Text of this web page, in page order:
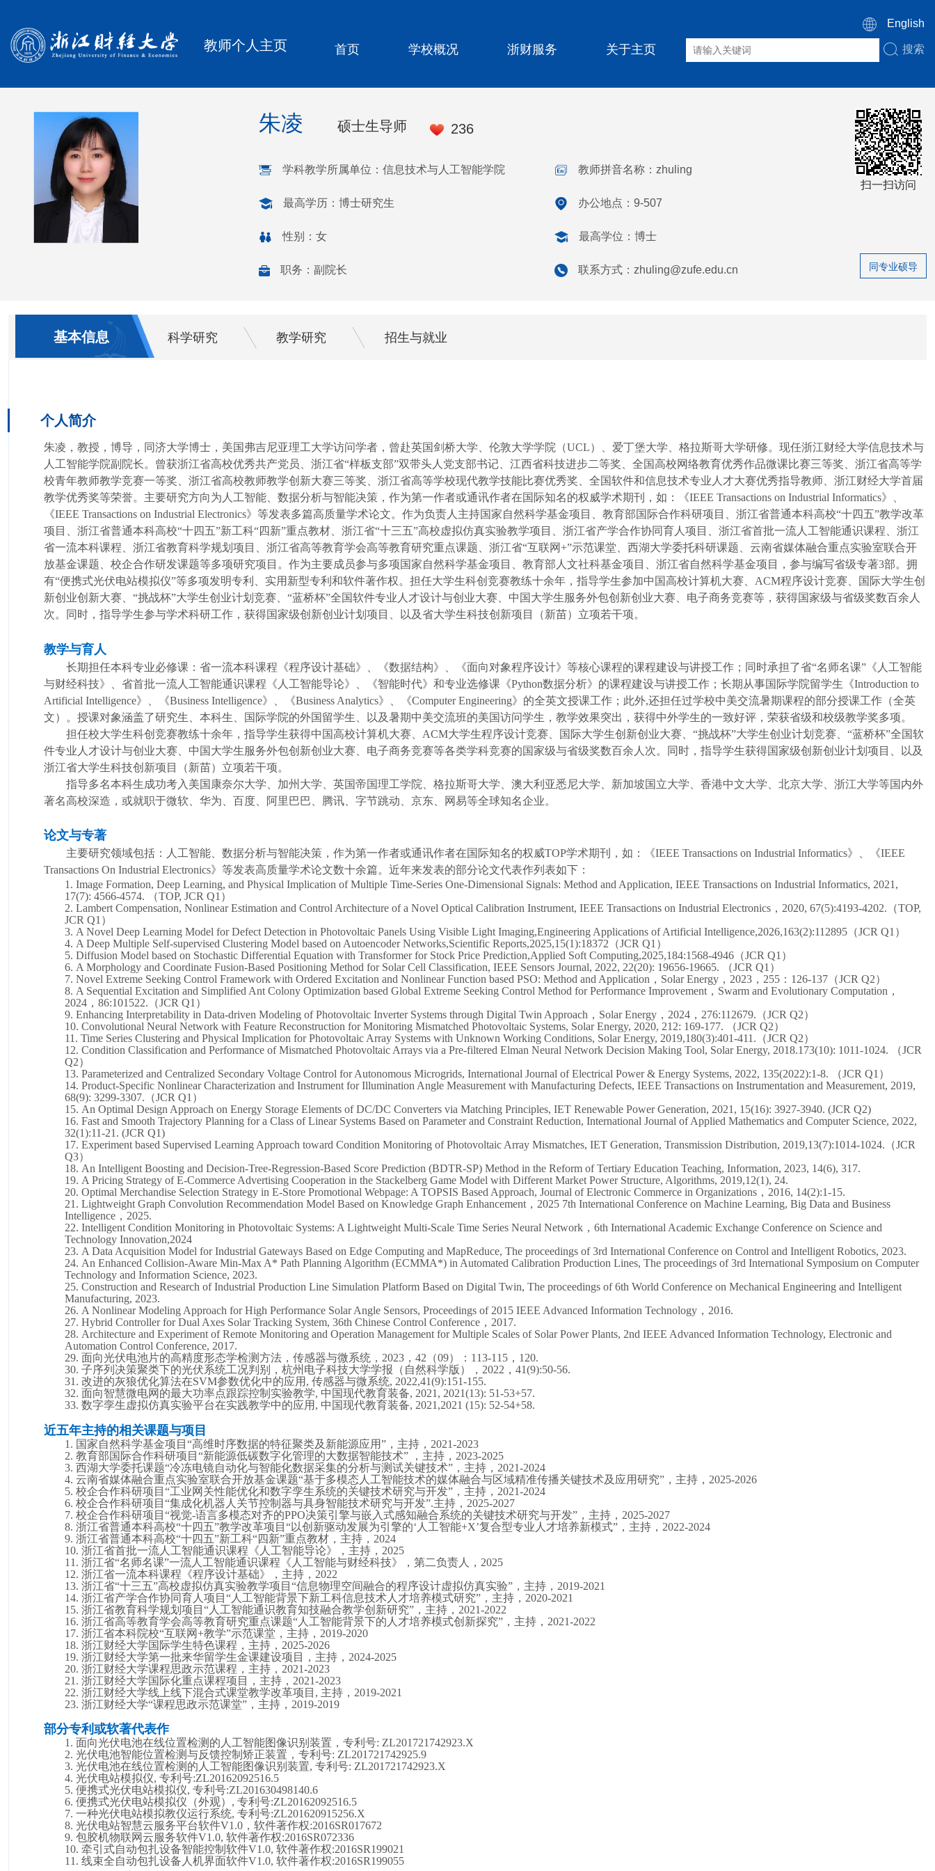
教师个人主页 首页 学校概况 浙财服务 关于主页
English
搜索
朱凌 硕士生导师 236
学科教学所属单位：信息技术与人工智能学院 教师拼音名称：zhuling
最高学历：博士研究生 办公地点：9-507
性别：女 最高学位：博士
职务：副院长 联系方式：zhuling@zufe.edu.cn
扫一扫访问
同专业硕导
基本信息 科学研究 教学研究 招生与就业
个人简介
朱凌，教授，博导，同济大学博士，美国弗吉尼亚理工大学访问学者 ， 曾赴英国剑桥大学、伦敦大学学院（UCL）、爱丁堡大学、格拉斯哥大学研修。 现任浙江财经大学信息技术与
人工智能学院副院长。曾获浙江省高校优秀共产党员、浙江省“样板支部”双带头人党支部书记、江西省科技进步二等奖、全国高校网络教育优秀作品微课比赛三等奖、浙江省高等学
校青年教师教学竞赛一等奖、 浙江省高校教师教学创新大赛三等奖、 浙江省高等学校现代教学技能比赛优秀奖、全国软件和信息技术专业人才大赛优秀指导教师、浙江财经大学首届
教学优秀奖等荣誉。主要研究方向为人工智能、数据分析与智能决策，作为第一作者或通讯作者在国际知名的权威学术期刊，如：《IEEE Transactions on Industrial Informatics》、
《IEEE Transactions on Industrial Electronics》等发表多篇高质量学术论文。作为负责人主持国家自然科学基金项目、教育部国际合作科研项目、浙江省普通本科高校“十四五”教学改革
项目、浙江省普通本科高校“十四五”新工科“四新”重点教材、浙江省“十三五”高校虚拟仿真实验教学项目、浙江省产学合作协同育人项目、 浙江省首批一流人工智能通识课程
浙江
省一流本科课程、浙江省教育科学规划项目、浙江省高等教育学会高等教育研究重点课题、浙江省“互联网+”示范课堂、西湖大学委托科研课题
云南省媒体融合重点实验室联合开
放基金课题、 校企合作研发课题等多项研究项目 。 作为主要成员参与多项国家自然科学基金项目、教育部人文社科基金项目、浙江省自然科学基金项目，参与编写省级专著3部。拥
有“便携式光伏电站模拟仪”等多项发明专利、实用新型专利和软件著作权。担任大学生科创竞赛教练十余年，指导学生参加中国高校计算机大赛、ACM程序设计竞赛、
国际大学生创
新创业创新大赛、 “挑战杯”大学生创业计划竞赛、“蓝桥杯”全国软件专业人才设计与创业大赛、中国大学生服务外包创新创业大赛、电子商务竞赛等，获得国家级与省级奖数百余人
次。同时，指导学生参与学术科研工作，获得国家级创新创业计划项目、以及省大学生科技创新项目（新苗）立项若干项。
教学与育人
长期担任本科专业必修课 ： 省一流本科课程 《程序设计基础》、《数据结构》、《面向对象程序设计》 等核心课程的课程建设与讲授工作；同时承担了省“名师名课”《人工智能
与财经科技》、省首批一流人工智能通识课程《人工智能导论》、《智能时代》和专业选修课《Python数据分析》 的课程建设与讲授工作； 长期 从事国际学院留学生 《Introduction to
Artificial Intelligence》、 《Business Intelligence》、《Business Analytics》、《Computer Engineering》的全英文授课工作 ；此外,还担任过学校中美交流暑期课程的部分授课工作（全英
文）。授课对象涵盖了研究生、本科生、国际学院的外国留学生、以及暑期中美交流班的美国访问学生，教学效果突出， 获得中外学生的一致好评 ，荣获省级和校级教学奖多项。
担任校大学生科创竞赛教练十余年，指导学生获得中国高校计算机大赛、 ACM大学生程序设计竞赛、 国际大学生创新创业大赛、 “挑战杯”大学生创业计划竞赛、“蓝桥杯”全国软
件专业人才设计与创业大赛、中国大学生服务外包创新创业大赛、电子商务竞赛等各类学科竞赛的国家级与省级奖数百余人次。同时，指导学生获得国家级创新创业计划项目、以及
浙江省大学生科技创新项目（新苗）立项若干项。
指导多名本科生成功考入美国康奈尔大学、加州大学、英国帝国理工学院、 格拉斯哥大学、澳大利亚悉尼大学、 新加坡国立大学、 香港中文大学、北京大学、浙江大学等国内外
著名高校深造，或就职于微软、华为、百度、阿里巴巴、腾讯、字节跳动、京东、网易等全球知名企业。
论文与专著
主要研究领域包括：人工智能、数据分析与智能决策，作为第一作者或通讯作者在国际知名的权威TOP学术期刊，如：《IEEE Transactions on Industrial Informatics》、《IEEE
Transactions On Industrial Electronics》等发表高质量学术论文数十余篇。近年来发表的部分论文代表作列表如下：
1. Image Formation, Deep Learning, and Physical Implication of Multiple Time-Series One-Dimensional Signals: Method and Application, IEEE Transactions on Industrial Informatics, 2021,
17(7): 4566-4574. （TOP, JCR Q1）
2. Lambert Compensation, Nonlinear Estimation and Control Architecture of a Novel Optical Calibration Instrument, IEEE Transactions on Industrial Electronics，2020, 67(5):4193-4202.（TOP,
JCR Q1）
3. A Novel Deep Learning Model for Defect Detection in Photovoltaic Panels Using Visible Light Imaging,Engineering Applications of Artificial Intelligence,2026,163(2):112895 （JCR Q1 ）
4. A Deep Multiple Self-supervised Clustering Model based on AutoencoderNetworks,Scientific Reports,2025,15(1):18372 （JCR Q1 ）
5. Diffusion Model based on Stochastic Differential Equation with Transformer for Stock Price Prediction,Applied Soft Computing,2025,184:1568-4946 （JCR Q1 ）
6. A Morphology and Coordinate Fusion-Based Positioning Method for Solar Cell Classification, IEEE Sensors Journal, 2022, 22(20): 19656-19665. （JCR Q1）
7. Novel Extreme Seeking Control Framework with Ordered Excitation and Nonlinear Function based PSO: Method and Application，Solar Energy，2023，255：126-137（JCR Q2）
8. A Sequential Excitation and Simplified Ant Colony Optimization based Global Extreme Seeking Control Method forPerformance Improvement，Swarm and Evolutionary Computation，
2024，86:101522.（JCR Q1）
9. Enhancing Interpretability in Data-driven Modeling ofPhotovoltaic Inverter Systems through Digital Twin Approach ， Solar Energy ， 2024， 276:112679.（JCR Q2）
10. Convolutional Neural Network with Feature Reconstruction forMonitoring Mismatched Photovoltaic Systems, Solar Energy, 2020, 212: 169-177. （JCR Q2）
11. Time Series Clustering and Physical Implication for Photovoltaic Array Systems with Unknown Working Conditions, Solar Energy, 2019,180(3):401-411.（JCR Q2）
12. Condition Classification and Performance of Mismatched Photovoltaic Arrays via a Pre-filtered Elman Neural Network Decision Making Tool, Solar Energy, 2018.173(10): 1011-1024. （JCR
Q2）
13. Parameterized and Centralized Secondary Voltage Control for Autonomous Microgrids, International Journal of Electrical Power & Energy Systems, 2022, 135(2022):1-8. （JCR Q1 ）
14. Product-Specific Nonlinear Characterization and Instrument for Illumination Angle Measurement with Manufacturing Defects, IEEE Transactions on Instrumentation and Measurement, 2019,
68(9): 3299-3307.（JCR Q1）
15. An Optimal Design Approach on Energy Storage Elements of DC/DC Converters via Matching Principles, IET Renewable Power Generation, 2021, 15(16): 3927-3940. (JCR Q2)
16. Fast and Smooth Trajectory Planning for a Class of Linear Systems Based on Parameter and Constraint Reduction, International Journal of Applied Mathematics and Computer Science, 2022,
32(1):11-21. (JCR Q1)
17. Experiment based Supervised Learning Approach toward Condition Monitoring of Photovoltaic Array Mismatches, IET Generation, Transmission Distribution, 2019,13(7):1014-1024.（JCR
Q3）
18. An Intelligent Boosting and Decision-Tree-Regression-Based Score Prediction (BDTR-SP) Method in the Reform of Tertiary Education Teaching, Information, 2023, 14(6), 317.
19. A Pricing Strategy of E-Commerce Advertising Cooperation in the Stackelberg Game Model with Different Market Power Structure, Algorithms, 2019,12(1), 24.
20. Optimal Merchandise Selection Strategy in E-Store Promotional Webpage: A TOPSIS Based Approach, Journal of Electronic Commerce in Organizations，2016, 14(2):1-15.
21. Lightweight Graph Convolution Recommendation Model Based on Knowledge Graph Enhancement ， 2025 7th International Conference on Machine Learning, Big Data and Business
Intelligence， 2025.
22. Intelligent Condition Monitoring in Photovoltaic Systems: A Lightweight Multi-Scale Time Series Neural Network ， 6th International Academic Exchange Conference on Science and
Technology Innovation,2024
23. A Data Acquisition Model for Industrial Gateways Based on Edge Computing and MapReduce, The proceedings of 3rd International Conference on Control and Intelligent Robotics, 2023.
24. An Enhanced Collision-Aware Min-Max A* Path Planning Algorithm (ECMMA*) in Automated Calibration Production Lines, The proceedings of 3rd International Symposium on Computer
Technology and Information Science, 2023.
25. Construction and Research of Industrial Production Line Simulation Platform Based on Digital Twin, The proceedings of 6th World Conference on Mechanical Engineering and Intelligent
Manufacturing, 2023.
26. A Nonlinear Modeling Approach for High Performance Solar Angle Sensors, Proceedings of 2015 IEEE Advanced Information Technology，2016.
27. Hybrid Controller forDual Axes SolarTracking System, 36th Chinese Control Conference，2017.
28. Architecture and Experiment of Remote Monitoring and Operation Management for Multiple Scales of Solar Power Plants, 2nd IEEE Advanced Information Technology, Electronic and
Automation Control Conference, 2017.
29. 面向光伏电池片的高精度形态学检测方法，传感器与微系统， 2023，42（09）：113-115，120.
30. 子序列决策聚类下的光伏系统工况判别，杭州电子科技大学学报（自然科学版）， 2022，41(9):50-56.
31. 改进的灰狼优化算法在SVM参数优化中的应用, 传感器与微系统, 2022,41(9):151-155.
32. 面向智慧微电网的最大功率点跟踪控制实验教学, 中国现代教育装备, 2021, 2021(13): 51-53+57.
33. 数字孪生虚拟仿真实验平台在实践教学中的应用 , 中国现代教育装备, 2021,2021 (15): 52-54+58.
近五年主持的相关课题与项目
1. 国家自然科学基金项目 “高维时序数据的特征聚类及新能源应用”，主持，2021-2023
2. 教育部国际合作科研项目 “新能源低碳数字化管理的大数据智能技术” ，主持，2023-2025
3. 西湖大学委托课题“冷冻电镜自动化与智能化数据采集的分析与测试关键技术”，主持，2021-2024
4. 云南省媒体融合重点实验室联合开放基金课题“基于多模态人工智能技术的媒体融合与区域精准传播关键技术及应用研究”， 主持， 2025-2026
5. 校企合作科研项目 “工业网关性能优化和数字孪生系统的关键技术研究与开发”，主持，2021-2024
6. 校企合作科研项目 “集成化机器人关节控制器与具身智能技术研究与开发”.主持，2025-2027
7. 校企合作科研项目 “视觉-语言多模态对齐的PPO决策引擎与嵌入式感知融合系统的关键技术研究与开发”， 主持， 2025-2027
8. 浙江省普通本科高校“十四五”教学改革项目“以创新驱动发展为引擎的‘人工智能+X’复合型专业人才培养新模式”，主持，2022-2024
9. 浙江省普通本科高校“十四五”新工科“四新”重点教材，主持，2024
10. 浙江省首批一流人工智能通识课程 《 人工智能导论》， 主持， 2025
11. 浙江省“名师名课”一流人工智能通识课程 《 人工智能与财经科技》， 第二负责人， 2025
12. 浙江省一流本科课程 《程序设计基础》 ，主持， 2022
13. 浙江省“十三五”高校虚拟仿真实验教学项目“信息物理空间融合的程序设计虚拟仿真实验”，主持，2019-2021
14. 浙江省产学合作协同育人项目 “人工智能背景下新工科信息技术人才培养模式研究”，主持，2020-2021
15. 浙江省教育科学规划项目 “人工智能通识教育知技融合教学创新研究”，主持，2021-2022
16. 浙江省高等教育学会高等教育研究重点课题“人工智能背景下的人才培养模式创新探究”，主持，2021-2022
17. 浙江省本科院校“互联网+教学”示范课堂，主持，2019-2020
18. 浙江财经大学国际学生特色课程，主持， 2025-2026
19. 浙江财经大学第一批来华留学生金课建设项目，主持， 2024-2025
20. 浙江财经大学课程思政示范课程，主持， 2021-2023
21. 浙江财经大学国际化重点课程项目，主持， 2021-2023
22. 浙江财经大学线上线下混合式课堂教学改革项目 , 主持，2019-2021
23. 浙江财经大学“课程思政示范课堂”，主持，2019-2019
部分专利或软著代表作
1. 面向光伏电池在线位置检测的人工智能图像识别装置，专利号: ZL201721742923.X
2. 光伏电池智能位置检测与反馈控制矫正装置，专利号: ZL201721742925.9
3. 光伏电池在线位置检测的人工智能图像识别装置, 专利号: ZL201721742923.X
4. 光伏电站模拟仪, 专利号:ZL20162092516.5
5. 便携式光伏电站模拟仪, 专利号:ZL201630498140.6
6. 便携式光伏电站模拟仪 （外观） , 专利号:ZL20162092516.5
7. 一种光伏电站模拟教仪运行系统, 专利号:ZL201620915256.X
8. 光伏电站智慧云服务平台软件V1.0，软件著作权:2016SR017672
9. 包胶机物联网云服务软件V1.0, 软件著作权:2016SR072336
10. 牵引式自动包扎设备智能控制软件V1.0, 软件著作权:2016SR199021
11. 线束全自动包扎设备人机界面软件V1.0, 软件著作权:2016SR199055